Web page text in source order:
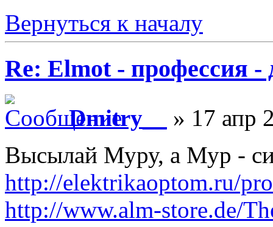
Вернуться к началу
Re: Elmot - профессия -
Dmitry__
» 17 апр
Высылай Муру, а Мур -
http://elektrikaoptom.ru/
http://www.alm-store.de/